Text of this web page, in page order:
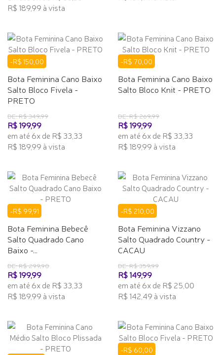
R$ 189,99 à vista
-R$ 150,00
Bota Feminina Cano Baixo
Salto Bloco Fivela -
PRETO
DE: R$ 349,99
R$ 199,99
em até 6x de R$ 33,33
R$ 189,99 à vista
-R$ 70,00
Bota Feminina Cano Baixo
Salto Bloco Knit - PRETO
DE: R$ 269,99
R$ 199,99
em até 6x de R$ 33,33
R$ 189,99 à vista
-R$ 99,91
Bota Feminina Bebecê
Salto Quadrado Cano
Baixo -...
DE: R$ 299,90
R$ 199,99
em até 6x de R$ 33,33
R$ 189,99 à vista
-R$ 210,00
Bota Feminina Vizzano
Salto Quadrado Country -
CACAU
DE: R$ 359,99
R$ 149,99
em até 6x de R$ 25,00
R$ 142,49 à vista
-R$ 60,00